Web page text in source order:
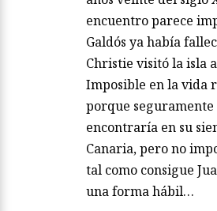
encuentro parece
Galdós ya había
Christie visitó la isla
Imposible en la vida
porque seguramente
encontraría en su
Canaria, pero no
tal como consigue
una forma hábil…